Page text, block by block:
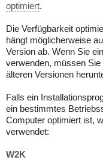
optimiert.
Die Verfügbarkeit
hängt möglicherweise
Version ab. Wenn Sie
verwenden, müssen
älteren Versionen
Falls ein
ein bestimmtes
Computer optimiert ist,
verwendet:
W2K